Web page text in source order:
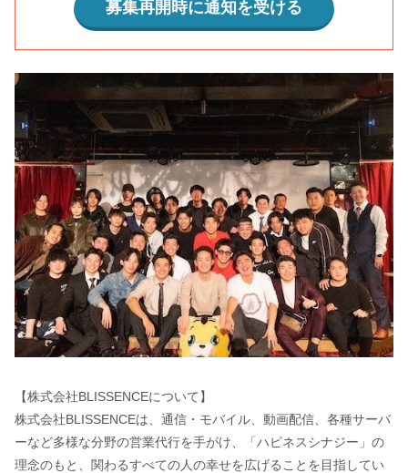
募集再開時に通知を受ける
【株式会社BLISSENCEについて】
株式会社BLISSENCEは、通信・モバイル、動画配信、各種サーバ
ーなど多様な分野の営業代行を手がけ、「ハピネスシナジー」の
理念のもと、関わるすべての人の幸せを広げることを目指してい